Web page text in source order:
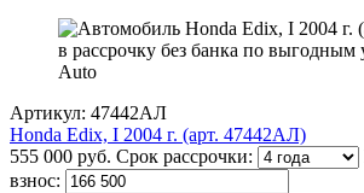
Артикул: 47442АЛ
Honda Edix, I 2004 г. (арт. 47442АЛ)
555 000 руб. Срок рассрочки:
взнос: